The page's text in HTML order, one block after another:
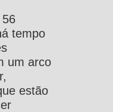
tempo
um arco
estão